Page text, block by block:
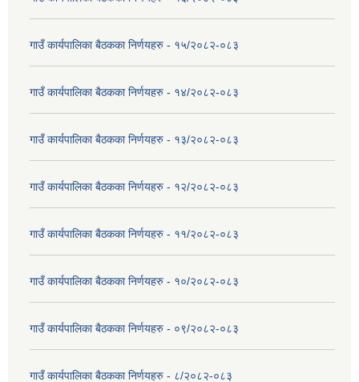
गाउँ कार्यपालिका बैठकका निर्णयहरु - १५/२०८२-०८३
गाउँ कार्यपालिका बैठकका निर्णयहरु - १४/२०८२-०८३
गाउँ कार्यपालिका बैठकका निर्णयहरु - १३/२०८२-०८३
गाउँ कार्यपालिका बैठकका निर्णयहरु - १२/२०८२-०८३
गाउँ कार्यपालिका बैठकका निर्णयहरु - ११/२०८२-०८३
गाउँ कार्यपालिका बैठकका निर्णयहरु - १०/२०८२-०८३
गाउँ कार्यपालिका बैठकका निर्णयहरु - ०९/२०८२-०८३
गाउँ कार्यपालिका बैठकका निर्णयहरु - ८/२०८२-०८३